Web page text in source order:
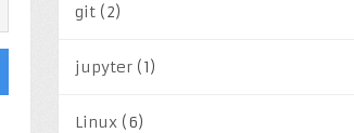
git (2)
jupyter (1)
Linux (6)